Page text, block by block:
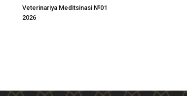
Veterinariya Meditsinasi №01
2026